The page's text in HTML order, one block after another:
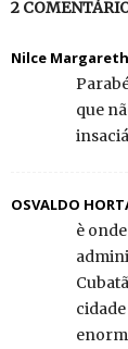
2
Nilce
que
OSVALDO
è